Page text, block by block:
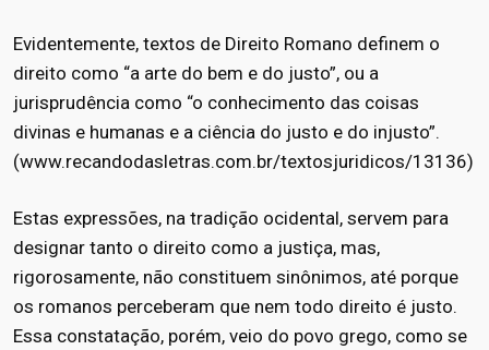
Evidentemente, textos de Direito Romano definem o
direito como “a arte do bem e do justo”, ou a
jurisprudência como “o conhecimento das coisas
divinas e humanas e a ciência do justo e do injusto”.
(www.recandodasletras.com.br/textosjuridicos/13136)
Estas expressões, na tradição ocidental, servem para
designar tanto o direito como a justiça, mas,
rigorosamente, não constituem sinônimos, até porque
os romanos perceberam que nem todo direito é justo.
Essa constatação, porém, veio do povo grego, como se